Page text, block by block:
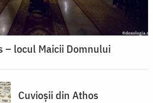
– locul Maicii Domnului
Cuvioșii din Athos